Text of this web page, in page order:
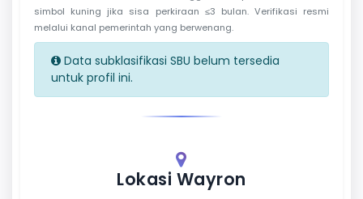
simbol kuning jika sisa perkiraan ≤3 bulan. Verifikasi resmi
melalui kanal pemerintah yang berwenang.
Data subklasifikasi SBU belum tersedia
untuk profil ini.
Lokasi Wayron